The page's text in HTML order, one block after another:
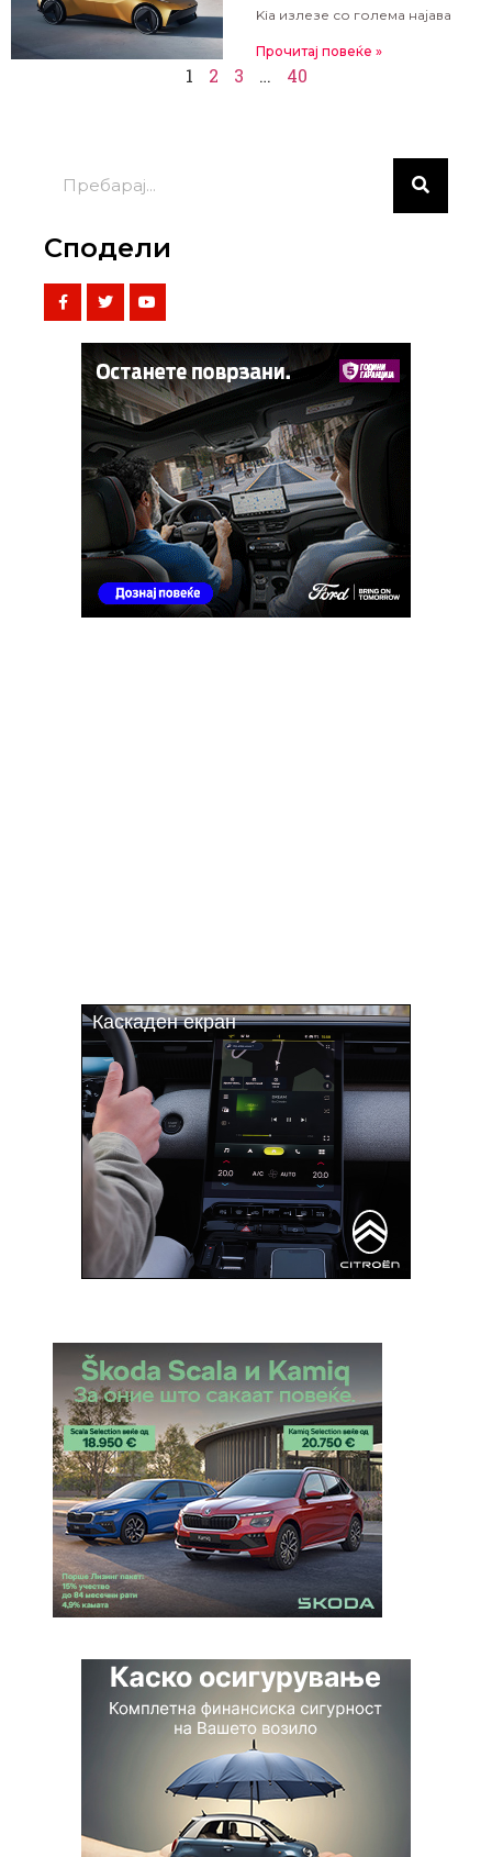
Kia излезе со голема најава
Прочитај повеќе »
1 2 3 … 40
Сподели